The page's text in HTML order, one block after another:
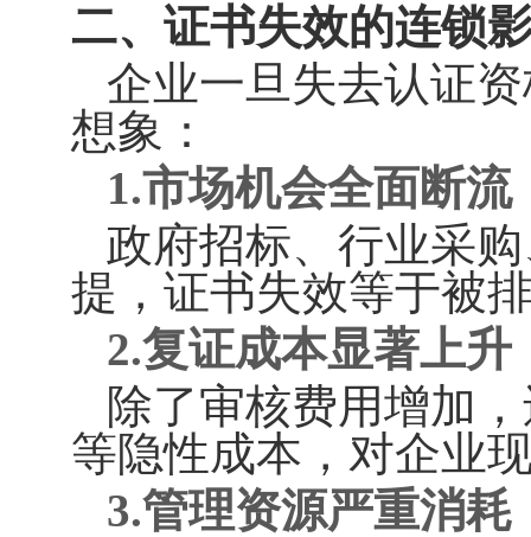
二、 证书失效的连锁
企业一旦失去认证
想象：
1.市场机会全面断流
政府招标、行业采
提，证书失效等于被
2.复证成本显著上升
除了审核费用增加
等隐性成本，对企业
3.管理资源严重消耗